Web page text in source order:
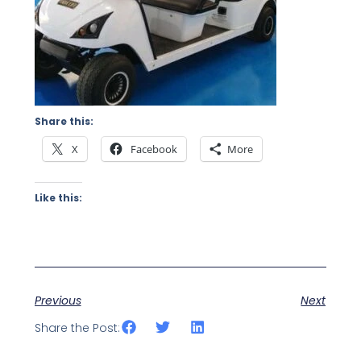
Share this:
X Facebook More
Like this:
Previous
Next
Share the Post: